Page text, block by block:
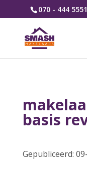
070 - 444 5551
basis
Gepubliceerd: